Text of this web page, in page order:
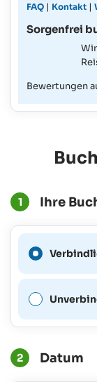
FAQ | Kontakt |
Sorgenfrei
Bewertungen
1 Ihre
2 Datum